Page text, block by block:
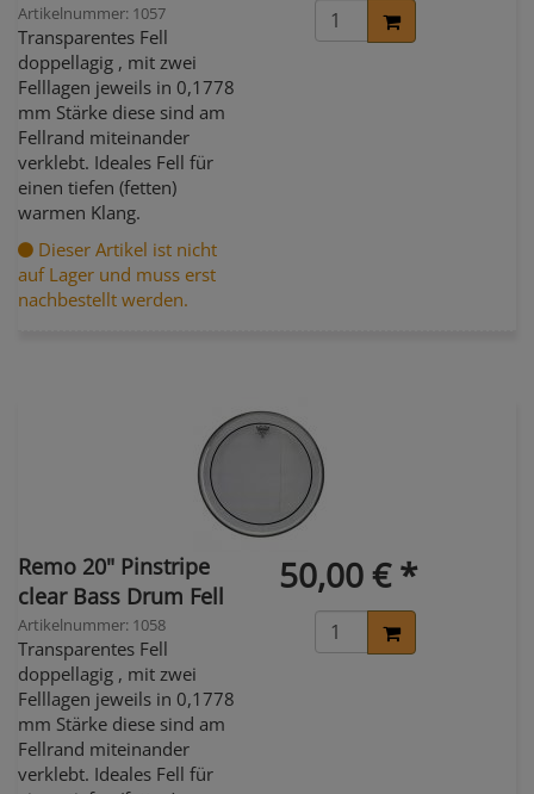
Artikelnummer: 1057
Transparentes Fell
doppellagig , mit zwei
Felllagen jeweils in 0,1778
mm Stärke diese sind am
Fellrand miteinander
verklebt. Ideales Fell für
einen tiefen (fetten)
warmen Klang.
Dieser Artikel ist nicht
auf Lager und muss erst
nachbestellt werden.
Remo 20" Pinstripe
clear Bass Drum Fell
Artikelnummer: 1058
Transparentes Fell
doppellagig , mit zwei
Felllagen jeweils in 0,1778
mm Stärke diese sind am
Fellrand miteinander
verklebt. Ideales Fell für
50,00 € *